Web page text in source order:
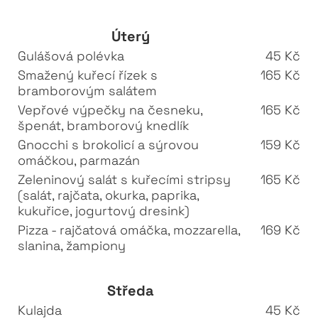
Úterý
Gulášová polévka
45 Kč
Smažený kuřecí řízek s
bramborovým salátem
165 Kč
Vepřové výpečky na česneku,
špenát, bramborový knedlík
165 Kč
Gnocchi s brokolicí a sýrovou
omáčkou, parmazán
159 Kč
Zeleninový salát s kuřecími stripsy
(salát, rajčata, okurka, paprika,
kukuřice, jogurtový dresink)
165 Kč
Pizza - rajčatová omáčka, mozzarella,
slanina, žampiony
169 Kč
Středa
Kulajda
45 Kč